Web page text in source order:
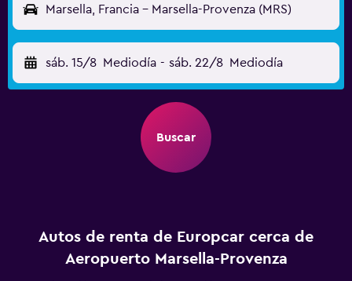
Marsella, Francia - Marsella-Provenza (MRS)
sáb. 15/8 Mediodía - sáb. 22/8 Mediodía
Buscar
Autos de renta de Europcar cerca de
Aeropuerto Marsella-Provenza